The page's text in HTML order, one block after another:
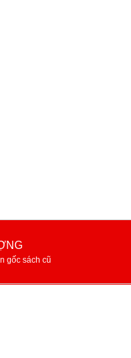
gốc sách cũ